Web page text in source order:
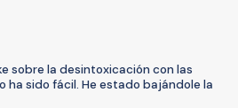
sobre la desintoxicación con las
ha sido fácil. He estado bajándole la